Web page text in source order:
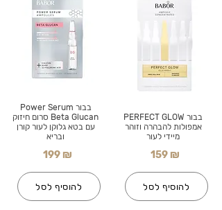
בבור Power Serum
Beta Glucan סרום חיזוק
עם בטא גלוקן לעור קורן
ובריא
199 ₪
להוסיף לסל
בבור PERFECT GLOW
אמפולות להבהרה וזוהר
מיידי לעור
159 ₪
להוסיף לסל